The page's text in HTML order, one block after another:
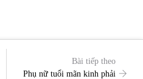
Bài tiếp theo
Phụ nữ tuổi mãn kinh phải